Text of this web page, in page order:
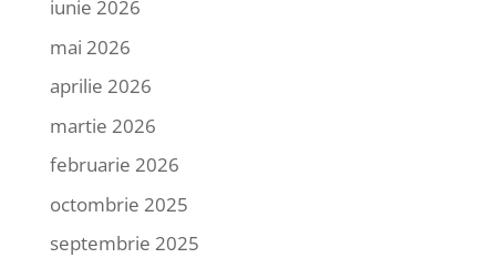
iunie 2026
mai 2026
aprilie 2026
martie 2026
februarie 2026
octombrie 2025
septembrie 2025